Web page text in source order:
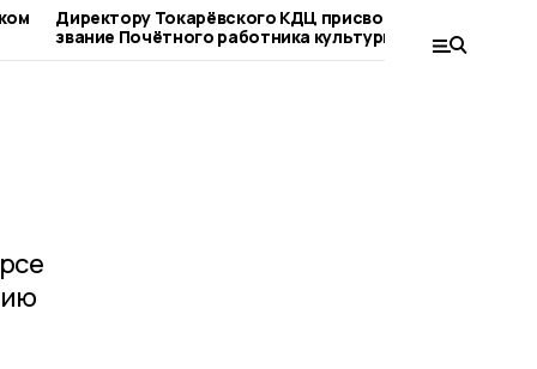
Директору Токарёвского КДЦ присвоили
звание Почётного работника культуры
области
пикник»
срок